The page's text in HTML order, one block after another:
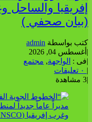
(بيان صحفي )
كتب بواسطة admin
| أغسطس 04, 2026
|فى : الواجهة, مجتمع
|
|3 مشاهدة